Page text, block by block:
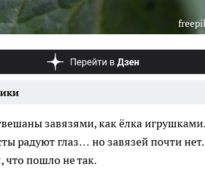
завязями, как ёлка
радуют глаз… но завязей почти нет.
что пошло не так.